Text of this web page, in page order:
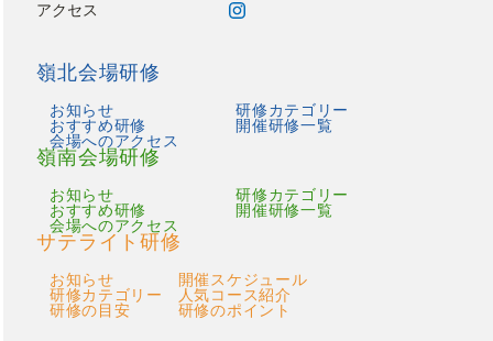
アクセス
嶺北会場研修
お知らせ
研修カテゴリー
おすすめ研修
開催研修一覧
会場へのアクセス
嶺南会場研修
お知らせ
研修カテゴリー
おすすめ研修
開催研修一覧
会場へのアクセス
サテライト研修
お知らせ
開催スケジュール
研修カテゴリー
人気コース紹介
研修の目安
研修のポイント